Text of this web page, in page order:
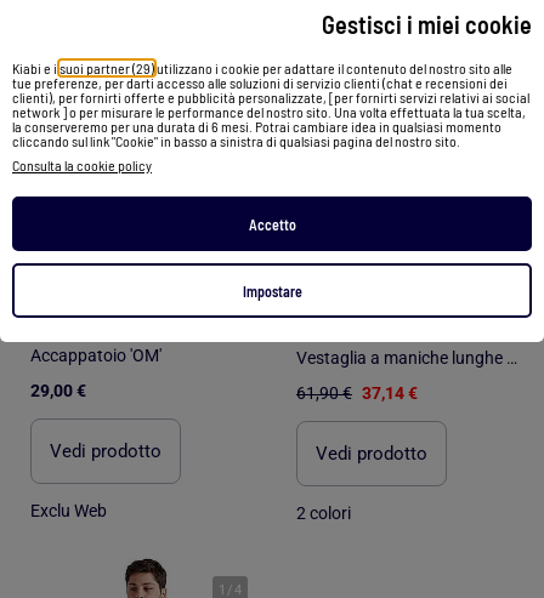
Gestisci i miei cookie
Kiabi e i suoi partner (29)utilizzano i cookie per adattare il contenuto del nostro sito alle
tue preferenze, per darti accesso alle soluzioni di servizio clienti (chat e recensioni dei
clienti), per fornirti offerte e pubblicità personalizzate, [per fornirti servizi relativi ai social
network ] o per misurare le performance del nostro sito. Una volta effettuata la tua scelta,
la conserveremo per una durata di 6 mesi. Potrai cambiare idea in qualsiasi momento
cliccando sul link "Cookie" in basso a sinistra di qualsiasi pagina del nostro sito.
Consulta la cookie policy
Accetto
Impostare
Accappatoio 'OM'
29,00 €
Vedi prodotto
Exclu Web
Vestaglia a maniche lunghe ADMAS Gentlemen's Club per uomo
61,90 € 37,14 €
Vedi prodotto
2 colori
1 /4